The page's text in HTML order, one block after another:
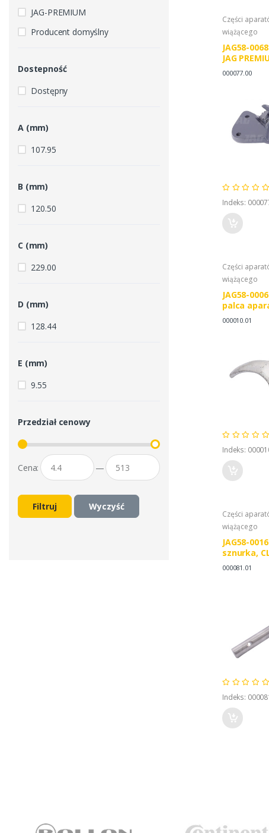
JAG-PREMIUM
Producent domyślny
Dostepność
Dostępny
A (mm)
107.95
B (mm)
120.50
C (mm)
229.00
D (mm)
128.44
E (mm)
9.55
Przedział cenowy
Cena: —
Filtruj Wyczyść
Części
wiążącego
JAG58-
JAG
000077.00
Indeks:
Części
wiążącego
JAG58-
palca
000010.01
Indeks:
Części
wiążącego
JAG58-
sznurka,
000081.01
Indeks: